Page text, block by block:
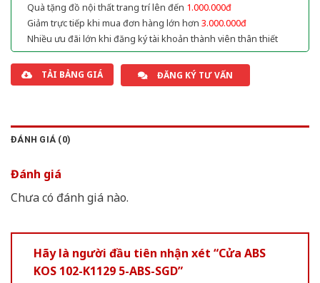
Quà tặng đồ nội thất trang trí lên đến 1.000.000đ
Giảm trực tiếp khi mua đơn hàng lớn hơn 3.000.000đ
Nhiều ưu đãi lớn khi đăng ký tài khoản thành viên thân thiết
TẢI BẢNG GIÁ ĐĂNG KÝ TƯ VẤN
ĐÁNH GIÁ (0)
Đánh giá
Chưa có đánh giá nào.
Hãy là người đầu tiên nhận xét “Cửa ABS
KOS 102-K1129 5-ABS-SGD”